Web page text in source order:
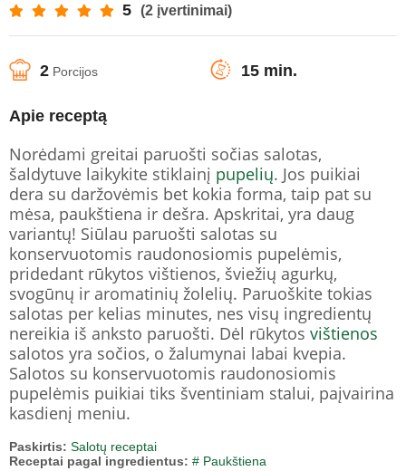
5 (2 įvertinimai)
2 Porcijos 15 min.
Apie receptą
Norėdami greitai paruošti sočias salotas,
šaldytuve laikykite stiklainį pupelių. Jos puikiai
dera su daržovėmis bet kokia forma, taip pat su
mėsa, paukštiena ir dešra. Apskritai, yra daug
variantų! Siūlau paruošti salotas su
konservuotomis raudonosiomis pupelėmis,
pridedant rūkytos vištienos, šviežių agurkų,
svogūnų ir aromatinių žolelių. Paruoškite tokias
salotas per kelias minutes, nes visų ingredientų
nereikia iš anksto paruošti. Dėl rūkytos vištienos
salotos yra sočios, o žalumynai labai kvepia.
Salotos su konservuotomis raudonosiomis
pupelėmis puikiai tiks šventiniam stalui, paįvairina
kasdienį meniu.
Paskirtis: Salotų receptai
Receptai pagal ingredientus: # Paukštiena